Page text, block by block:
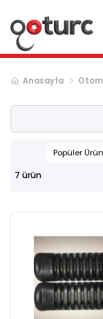
Anasayfa
Popüler
7 ürün